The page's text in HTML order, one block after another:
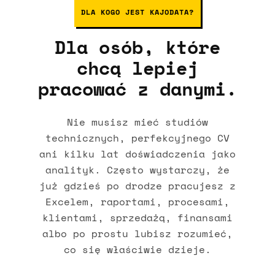
DLA KOGO JEST KAJODATA?
Dla osób, które
chcą lepiej
pracować z danymi.
Nie musisz mieć studiów
technicznych, perfekcyjnego CV
ani kilku lat doświadczenia jako
analityk. Często wystarczy, że
już gdzieś po drodze pracujesz z
Excelem, raportami, procesami,
klientami, sprzedażą, finansami
albo po prostu lubisz rozumieć,
co się właściwie dzieje.